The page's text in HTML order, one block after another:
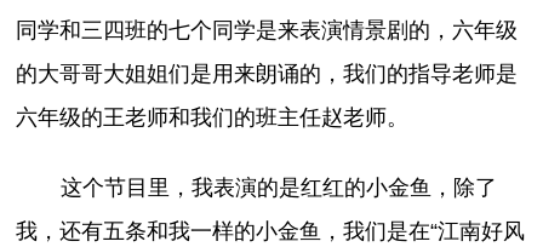
同学和三四班的七个同学是来表演情景剧的，六年级
的大哥哥大姐姐们是用来朗诵的，我们的指导老师是
六年级的王老师和我们的班主任赵老师。
这个节目里，我表演的是红红的小金鱼，除了
我，还有五条和我一样的小金鱼，我们是在“江南好风